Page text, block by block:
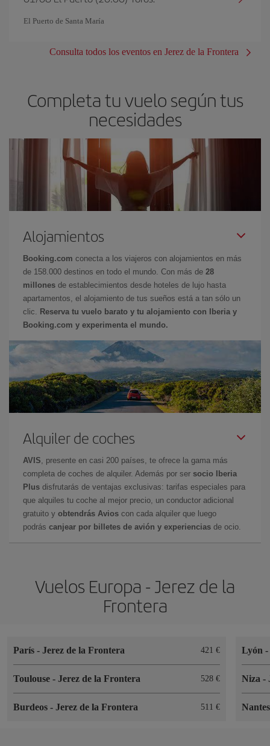
El Puerto de Santa María
Consulta todos los eventos en Jerez de la Frontera
Completa tu vuelo según tus
necesidades
Alojamientos
Booking.com conecta a los viajeros con alojamientos en más
de 158.000 destinos en todo el mundo. Con más de 28
millones de establecimientos desde hoteles de lujo hasta
apartamentos, el alojamiento de tus sueños está a tan sólo un
clic.
Reserva tu vuelo barato y tu alojamiento con Iberia y
Booking.com y experimenta el mundo.
Alquiler de coches
AVIS , presente en casi 200 países, te ofrece la gama más
completa de coches de alquiler. Además por ser socio Iberia
Plus disfrutarás de ventajas exclusivas: tarifas especiales para
que alquiles tu coche al mejor precio, un conductor adicional
gratuito y obtendrás Avios con cada alquiler que luego
podrás canjear por billetes de avión y experiencias de ocio.
Vuelos Europa - Jerez de la
Frontera
París - Jerez de la Frontera 421 €
Toulouse - Jerez de la Frontera 528 €
Burdeos - Jerez de la Frontera 511 €
Lyón
Niza-